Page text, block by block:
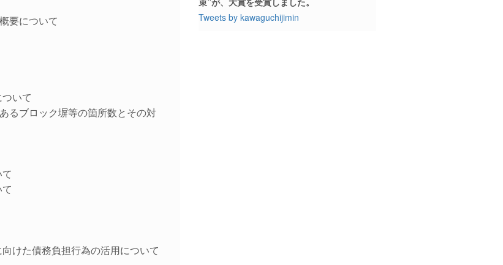
要について
いて
るブロック塀等の箇所数とその対
けた債務負担行為の活用について
Tweets by kawaguchijimin